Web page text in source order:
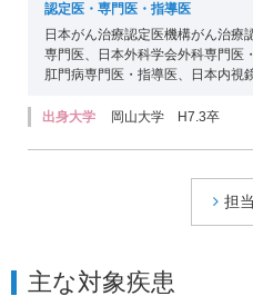
認定医・専門医・指導医
日本がん治療認定医機構がん治療
専門医、日本外科学会外科専門医
肛門病専門医・指導医、日本内視
出身大学 岡山大学 H7.3卒
担
主な対象疾患